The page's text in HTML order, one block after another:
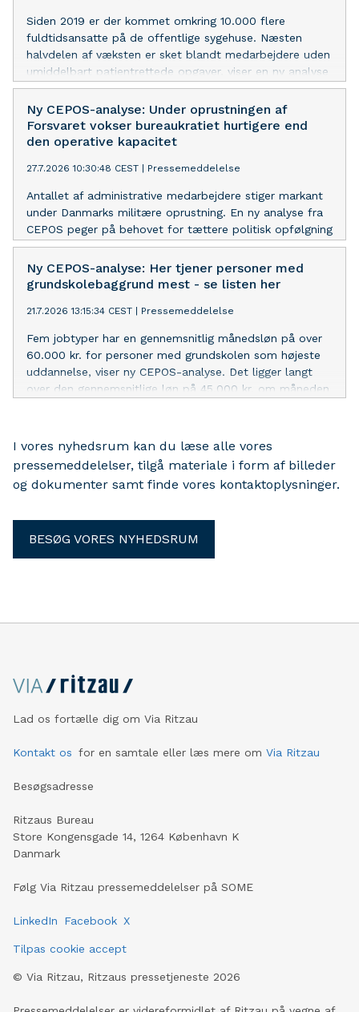
Siden 2019 er der kommet omkring 10.000 flere
fuldtidsansatte på de offentlige sygehuse. Næsten
halvdelen af væksten er sket blandt medarbejdere uden
umiddelbart patientrettede opgaver, viser en ny analyse
fra CEPOS
Ny CEPOS-analyse: Under oprustningen af
Forsvaret vokser bureaukratiet hurtigere end
den operative kapacitet
27.7.2026 10:30:48 CEST Pressemeddelelse
Antallet af administrative medarbejdere stiger markant
under Danmarks militære oprustning. En ny analyse fra
CEPOS peger på behovet for tættere politisk opfølgning
Ny CEPOS-analyse: Her tjener personer med
grundskolebaggrund mest - se listen her
21.7.2026 13:15:34 CEST Pressemeddelelse
Fem jobtyper har en gennemsnitlig månedsløn på over
60.000 kr. for personer med grundskolen som højeste
uddannelse, viser ny CEPOS-analyse. Det ligger langt
over den gennemsnitlige løn på 45.000 kr. om måneden
I vores nyhedsrum kan du læse alle vores
pressemeddelelser, tilgå materiale i form af billeder
og dokumenter samt finde vores kontaktoplysninger.
BESØG VORES NYHEDSRUM
Lad os fortælle dig om Via Ritzau
Kontakt os for en samtale eller læs mere om Via Ritzau
Besøgsadresse
Ritzaus Bureau
Store Kongensgade 14, 1264 København K
Danmark
Følg Via Ritzau pressemeddelelser på SOME
LinkedIn Facebook X
Tilpas cookie accept
© Via Ritzau, Ritzaus pressetjeneste 2026